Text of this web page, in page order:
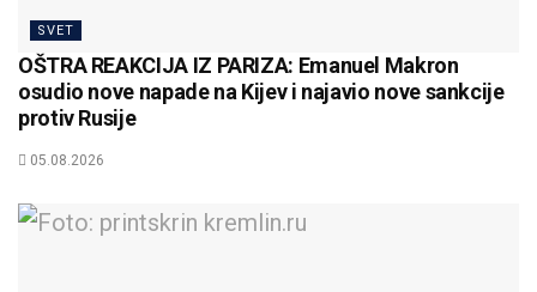
SVET
OŠTRA REAKCIJA IZ PARIZA: Emanuel Makron
osudio nove napade na Kijev i najavio nove sankcije
protiv Rusije
05.08.2026